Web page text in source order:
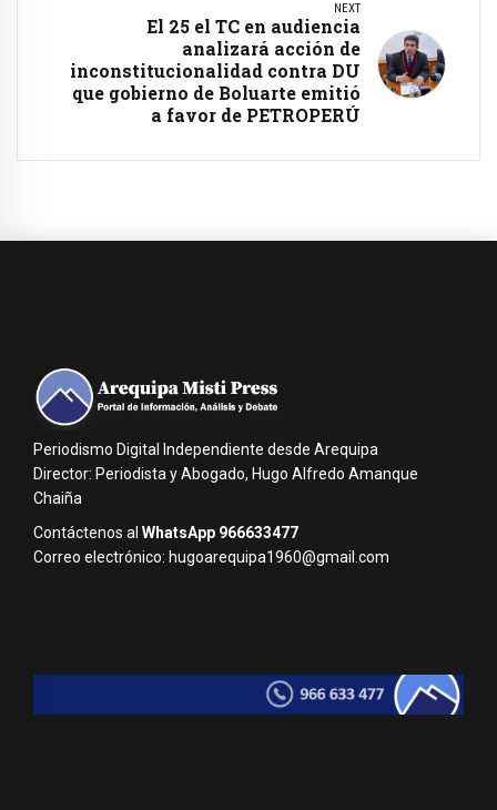
NEXT
El 25 el TC en audiencia
analizará acción de
inconstitucionalidad contra DU
que gobierno de Boluarte emitió
a favor de PETROPERÚ
Periodismo Digital Independiente desde Arequipa
Director: Periodista y Abogado, Hugo Alfredo Amanque
Chaiña
Contáctenos al WhatsApp 966633477
Correo electrónico: hugoarequipa1960@gmail.com